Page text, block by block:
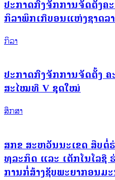
ປະກາດກົງຈັກການຈັດຕັ້ງ
ກິລາພິກເກີບອນແຫ່ງຊາດລ
ກິລາ
ປະກາດກົງຈັກການຈັດຕັ້ງ
ສະໄໝທີ V ຊຸດໃໝ່
ສຶກສາ
ສກຂ ສະຫວັນນະເຂດ ສືບຕໍ່
ທຸລະກິດ ແລະ ເຕັກໂນໂລຊີ
ການກໍ່ສ້າງຊັບພະຍາກອນມ